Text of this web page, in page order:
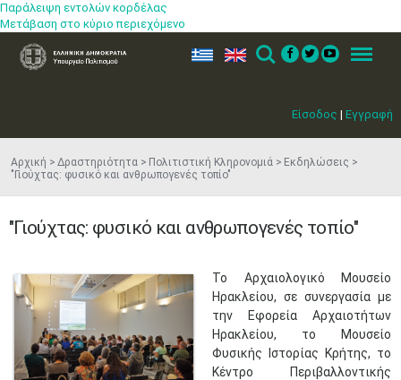
Παράλειψη εντολών κορδέλας
Μετάβαση στο κύριο περιεχόμενο
Είσοδος | Εγγραφή
ελ en Search Menu
Αρχική Δραστηριότητα Πολιτιστική Κληρονομιά
Εκδηλώσεις
"Γιούχτας: φυσικό και ανθρωπογενές τοπίο"
"Γιούχτας: φυσικό και ανθρωπογενές τοπίο"
Το Αρχαιολογικό Μουσείο
Ηρακλείου, σε συνεργασία με
την Εφορεία Αρχαιοτήτων
Ηρακλείου, το Μουσείο
Φυσικής Ιστορίας Κρήτης, το
Κέντρο Περιβαλλοντικής